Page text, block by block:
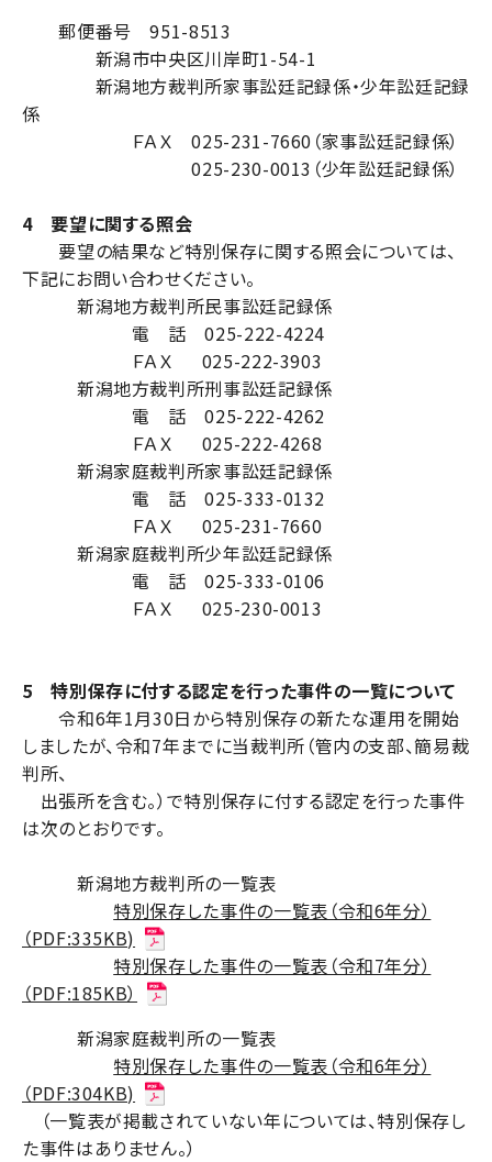
郵便番号 951-8513
新潟市中央区川岸町1-54-1
新潟地方裁判所家事訟廷記録係・少年訟廷記録
係
ＦＡＸ 025-231-7660（家事訟廷記録係）
025-230-0013（少年訟廷記録係）
4 要望に関する照会
要望の結果など特別保存に関する照会については、
下記にお問い合わせください。
新潟地方裁判所民事訟廷記録係
電 話 025-222-4224
ＦＡＸ 025-222-3903
新潟地方裁判所刑事訟廷記録係
電 話 025-222-4262
ＦＡＸ 025-222-4268
新潟家庭裁判所家事訟廷記録係
電 話 025-333-0132
ＦＡＸ 025-231-7660
新潟家庭裁判所少年訟廷記録係
電 話 025-333-0106
ＦＡＸ 025-230-0013
5 特別保存に付する認定を行った事件の一覧について
令和6年1月30日から特別保存の新たな運用を開始
しましたが、令和7年までに当裁判所（管内の支部、簡易裁
判所、
出張所を含む。）で特別保存に付する認定を行った事件
は次のとおりです。
新潟地方裁判所の一覧表
特別保存した事件の一覧表（令和6年分）
（PDF:335KB)
特別保存した事件の一覧表（令和7年分）
（PDF:185KB）
新潟家庭裁判所の一覧表
特別保存した事件の一覧表（令和6年分）
（PDF:304KB)
（一覧表が掲載されていない年については、特別保存し
た事件はありません。）